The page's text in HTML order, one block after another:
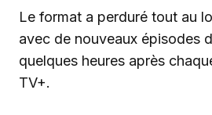
Le format a perduré tout au
avec de nouveaux épisodes
quelques heures après
TV+.